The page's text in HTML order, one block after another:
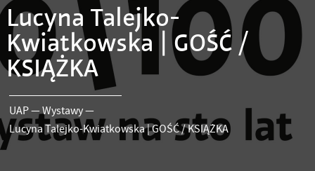
Lucyna Talejko-
Kwiatkowska | GOŚĆ /
KSIĄŻKA
UAP—Wystawy—
Lucyna Talejko-Kwiatkowska | GOŚĆ / KSIĄŻKA